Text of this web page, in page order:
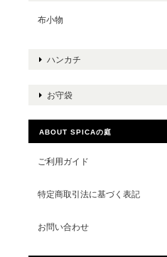
布小物
ハンカチ
お守袋
ABOUT SPICAの庭
ご利用ガイド
特定商取引法に基づく表記
お問い合わせ